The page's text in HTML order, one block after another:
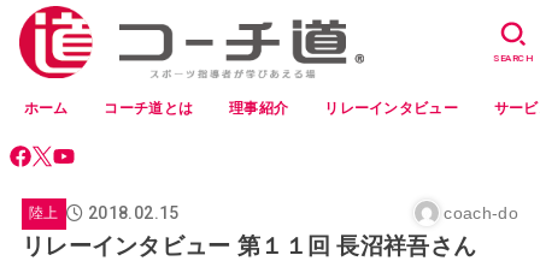
ホーム コーチ道とは 理事紹介 リレーインタビュー サー
SEARCH
陸上 2018.02.15 coach-do
リレーインタビュー 第１１回 長沼祥吾さん